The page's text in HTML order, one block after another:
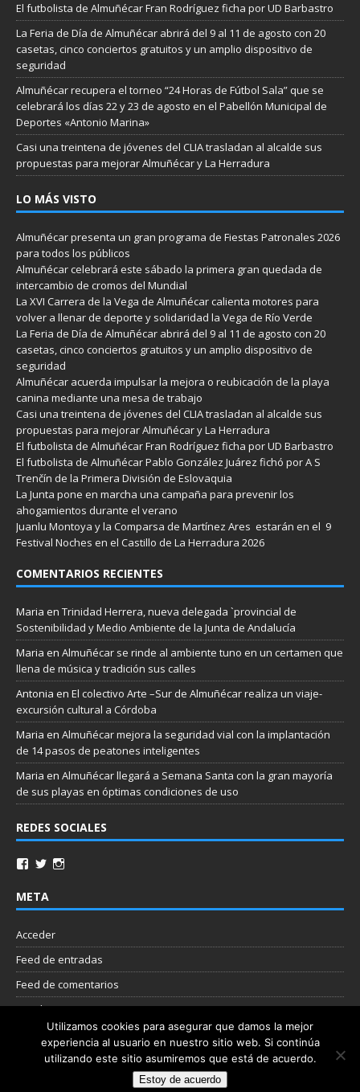
El futbolista de Almuñécar Fran Rodríguez ficha por UD Barbastro
La Feria de Día de Almuñécar abrirá del 9 al 11 de agosto con 20
casetas, cinco conciertos gratuitos y un amplio dispositivo de
seguridad
Almuñécar recupera el torneo “24 Horas de Fútbol Sala” que se
celebrará los días 22 y 23 de agosto en el Pabellón Municipal de
Deportes «Antonio Marina»
Casi una treintena de jóvenes del CLIA trasladan al alcalde sus
propuestas para mejorar Almuñécar y La Herradura
LO MÁS VISTO
Almuñécar presenta un gran programa de Fiestas Patronales 2026
para todos los públicos
Almuñécar celebrará este sábado la primera gran quedada de
intercambio de cromos del Mundial
La XVI Carrera de la Vega de Almuñécar calienta motores para
volver a llenar de deporte y solidaridad la Vega de Río Verde
La Feria de Día de Almuñécar abrirá del 9 al 11 de agosto con 20
casetas, cinco conciertos gratuitos y un amplio dispositivo de
seguridad
Almuñécar acuerda impulsar la mejora o reubicación de la playa
canina mediante una mesa de trabajo
Casi una treintena de jóvenes del CLIA trasladan al alcalde sus
propuestas para mejorar Almuñécar y La Herradura
El futbolista de Almuñécar Fran Rodríguez ficha por UD Barbastro
El futbolista de Almuñécar Pablo González Juárez fichó por A S
Trenčín de la Primera División de Eslovaquia
La Junta pone en marcha una campaña para prevenir los
ahogamientos durante el verano
Juanlu Montoya y la Comparsa de Martínez Ares estarán en el 9
Festival Noches en el Castillo de La Herradura 2026
COMENTARIOS RECIENTES
Maria en Trinidad Herrera, nueva delegada `provincial de
Sostenibilidad y Medio Ambiente de la Junta de Andalucía
Maria en Almuñécar se rinde al ambiente tuno en un certamen que
llena de música y tradición sus calles
Antonia en El colectivo Arte –Sur de Almuñécar realiza un viaje-
excursión cultural a Córdoba
Maria en Almuñécar mejora la seguridad vial con la implantación
de 14 pasos de peatones inteligentes
Maria en Almuñécar llegará a Semana Santa con la gran mayoría
de sus playas en óptimas condiciones de uso
REDES SOCIALES
META
Acceder
Feed de entradas
Feed de comentarios
WordPress.org
Nube de etiquetas
Copyright © 2026 | Plantilla WordPress por
Utilizamos cookies para asegurar que damos la mejor
experiencia al usuario en nuestro sitio web. Si continúa
utilizando este sitio asumiremos que está de acuerdo.
Estoy de acuerdo